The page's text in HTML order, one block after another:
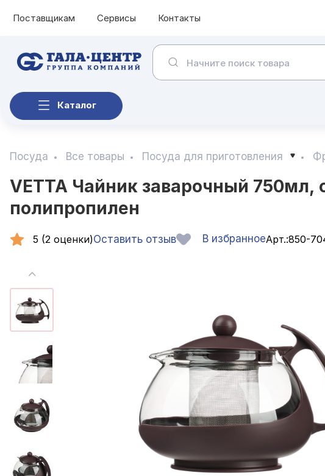
Поставщикам Сервисы Контакты
Каталог
Посуда Все товары Посуда для приготовления
VETTA Чайник заварочный
полипропилен
5 (2 оценки)Оставить отзыв В избранноеАрт.:850-